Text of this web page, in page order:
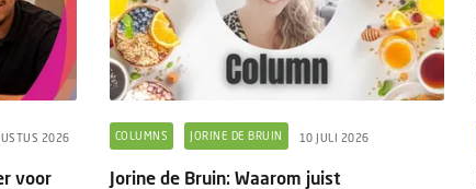
2026
voor
COLUMNS JORINE DE BRUIN 10 JULI 2026
Jorine de Bruin: Waarom juist